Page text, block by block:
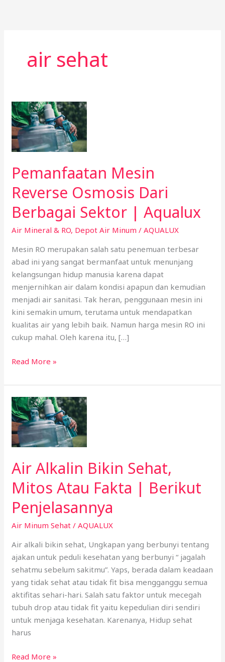
air sehat
Pemanfaatan Mesin
Reverse Osmosis Dari
Berbagai Sektor | Aqualux
Air Mineral & RO, Depot Air Minum /AQUALUX
Mesin RO merupakan salah satu penemuan terbesar
abad ini yang sangat bermanfaat untuk menunjang
kelangsungan hidup manusia karena dapat
menjernihkan air dalam kondisi apapun dan kemudian
menjadi air sanitasi. Tak heran, penggunaan mesin ini
kini semakin umum, terutama untuk mendapatkan
kualitas air yang lebih baik. Namun harga mesin RO ini
cukup mahal. Oleh karena itu, […]
Pemanfaatan
Mesin
Reverse
Osmosis
Berbagai
|
Aqualux
Read More »
Air Alkalin Bikin Sehat,
Mitos Atau Fakta | Berikut
Penjelasannya
Air Minum Sehat /AQUALUX
Air alkali bikin sehat, Ungkapan yang berbunyi tentang
ajakan untuk peduli kesehatan yang berbunyi “ jagalah
sehatmu sebelum sakitmu”. Yaps, berada dalam keadaan
yang tidak sehat atau tidak fit bisa mengganggu semua
aktifitas sehari-hari. Salah satu faktor untuk mecegah
tubuh drop atau tidak fit yaitu kepedulian diri sendiri
untuk menjaga kesehatan. Karenanya, Hidup sehat
harus
Air
Alkalin
Bikin
Sehat,
Atau
|
Berikut
Penjelasannya
Read More »